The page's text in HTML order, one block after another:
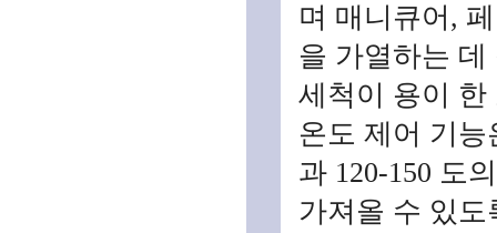
며 매니큐어,
을 가열하는 데
세척이 용이 한
온도 제어 기
과 120-150 도
가져올 수 있도